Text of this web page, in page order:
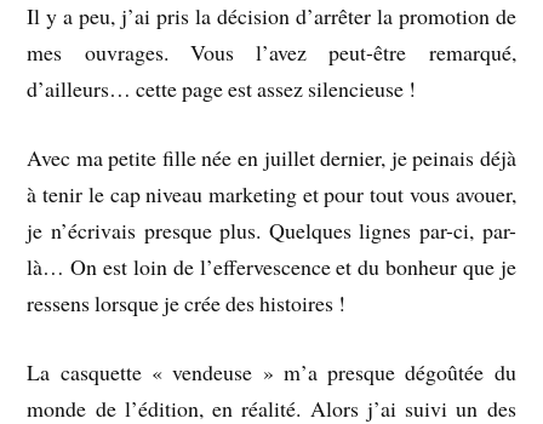
Il y a peu, j’ai pris la décision d’arrêter la promotion de
mes ouvrages. Vous l’avez peut-être remarqué,
d’ailleurs… cette page est assez silencieuse !
Avec ma petite fille née en juillet dernier, je peinais déjà
à tenir le cap niveau marketing et pour tout vous avouer,
je n’écrivais presque plus. Quelques lignes par-ci, par-
là… On est loin de l’effervescence et du bonheur que je
ressens lorsque je crée des histoires !
La casquette « vendeuse » m’a presque dégoûtée du
monde de l’édition, en réalité. Alors j’ai suivi un des